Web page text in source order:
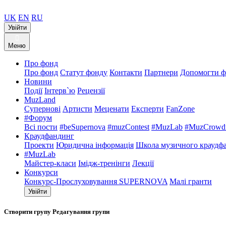
UK EN RU
Увійти
Меню
Про фонд
Про фонд Статут фонду Контакти Партнери Допомогти
Новини
Події Інтерв`ю Рецензії
MuzLand
Супернові Артисти Меценати Експерти FanZone
#Форум
Всі пости #beSupernova #muzContest #MuzLab
Краудфандинг
Проекти Юридична інформація Школа музичного
#MuzLab
Майстер-класи Імідж-тренінги Лекції
Конкурси
Конкурс-Прослуховування SUPERNOVA Малі гранти
Увійти
Створити групу Редагування групи